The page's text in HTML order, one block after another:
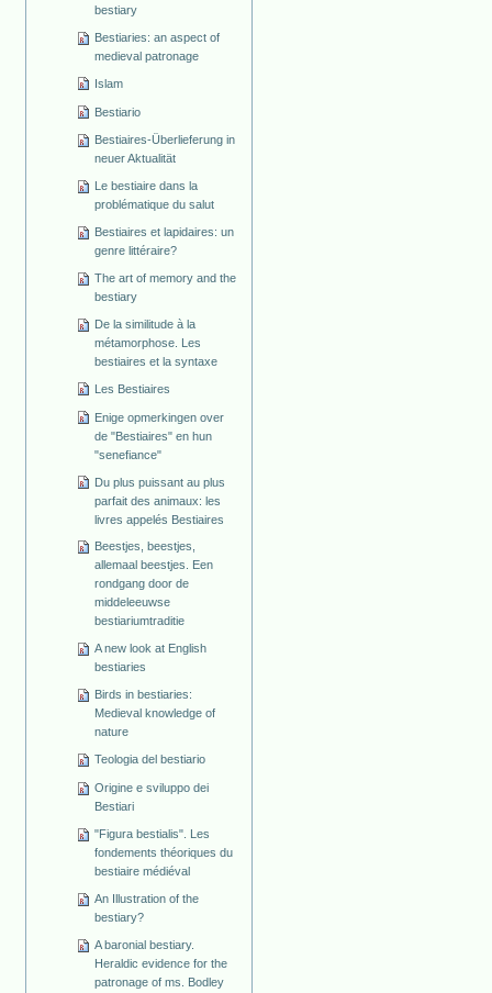
bestiary
Bestiaries: an aspect of
medieval patronage
Islam
Bestiario
Bestiaires-Überlieferung in
neuer Aktualität
Le bestiaire dans la
problématique du salut
Bestiaires et lapidaires: un
genre littéraire?
The art of memory and the
bestiary
De la similitude à la
métamorphose. Les
bestiaires et la syntaxe
Les Bestiaires
Enige opmerkingen over
de "Bestiaires" en hun
"senefiance"
Du plus puissant au plus
parfait des animaux: les
livres appelés Bestiaires
Beestjes, beestjes,
allemaal beestjes. Een
rondgang door de
middeleeuwse
bestiariumtraditie
A new look at English
bestiaries
Birds in bestiaries:
Medieval knowledge of
nature
Teologia del bestiario
Origine e sviluppo dei
Bestiari
"Figura bestialis". Les
fondements théoriques du
bestiaire médiéval
An Illustration of the
bestiary?
A baronial bestiary.
Heraldic evidence for the
patronage of ms. Bodley